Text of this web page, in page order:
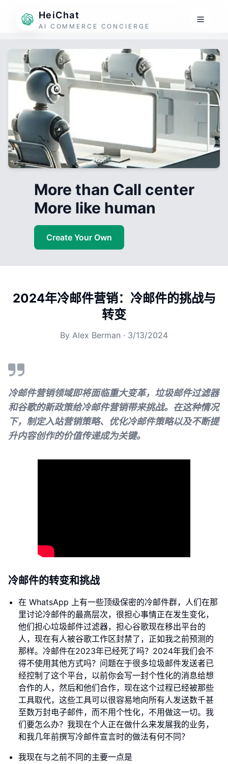
HeiChat
AI COMMERCE CONCIERGE
More than Call center
More like human
Create Your Own
2024年冷邮件营销：冷邮件的挑战与
转变
By Alex Berman · 3/13/2024
冷邮件营销领域即将面临重大变革，垃圾邮件过滤器
和谷歌的新政策给冷邮件营销带来挑战。在这种情况
下，制定入站营销策略、优化冷邮件策略以及不断提
升内容创作的价值传递成为关键。
冷邮件的转变和挑战
在 WhatsApp 上有一些顶级保密的冷邮件群，人们在那
里讨论冷邮件的最高层次，很担心事情正在发生变化，
他们担心垃圾邮件过滤器，担心谷歌现在移出平台的
人，现在有人被谷歌工作区封禁了，正如我之前预测的
那样。冷邮件在2023年已经死了吗？2024年我们会不
得不使用其他方式吗？问题在于很多垃圾邮件发送者已
经控制了这个平台，以前你会写一封个性化的消息给想
合作的人，然后和他们合作，现在这个过程已经被那些
工具取代，这些工具可以很容易地向所有人发送数千甚
至数万封电子邮件，而不用个性化，不用做这一切。我
们要怎么办？我现在个人正在做什么来发展我的业务，
和我几年前撰写冷邮件宣言时的做法有何不同？
我现在与之前不同的主要一点是